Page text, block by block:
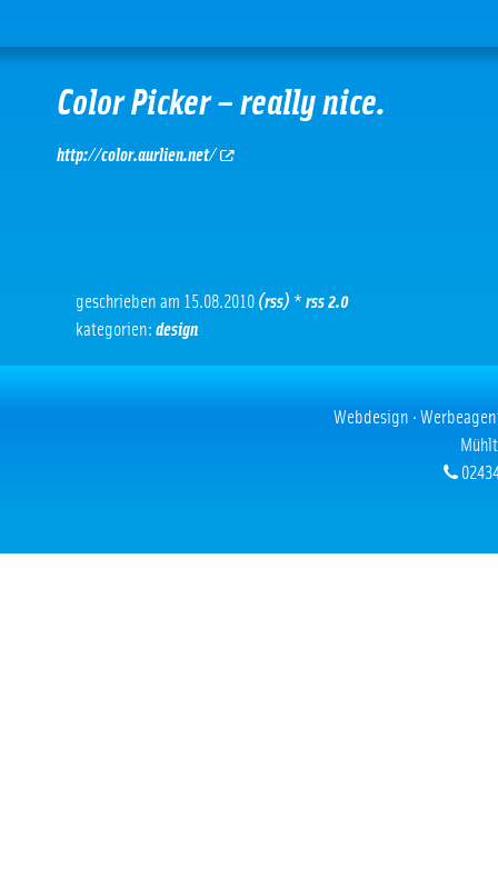
Color Picker – really nice.
http://color.aurlien.net/
geschrieben am 15.08.2010 (rss) * rss 2.0
kategorien: design
Webdesign ·